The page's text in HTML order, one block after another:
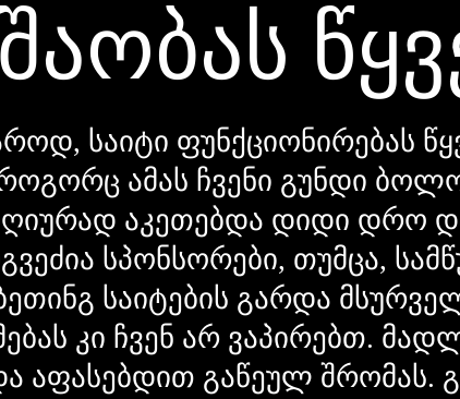
საიტი ფუნქციონირებას
როგორც ამას ჩვენი გუნდი
აკეთებდა დიდი დრო
სპონსორები, თუმცა,
საიტების გარდა
კი ჩვენ არ ვაპირებთ.
აფასებდით გაწეულ შრომას.